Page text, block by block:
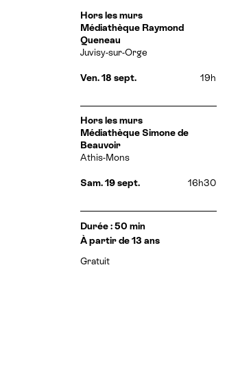
e
r
v
t
o
n
D
a
t
e
e
r
a
i
r
s
Hors les murs
Médiathèque Raymond
Queneau
Juvisy-sur-Orge
Ven. 18 sept. 19h
D
a
t
e
e
r
a
r
Hors les murs
Médiathèque Simone de
Beauvoir
Athis-Mons
Sam. 19 sept. 16h30
I
n
o
Durée : 50 min
À partir de 13 ans
Gratuit